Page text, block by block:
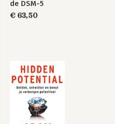
de DSM-5
€ 63,50